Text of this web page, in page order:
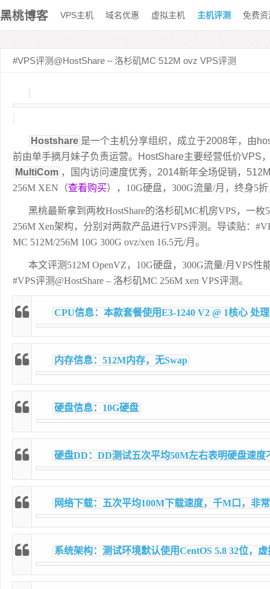
黑桃博客 VPS主机 域名优惠 虚拟主机 主机评测 免费资
#VPS评测@HostShare – 洛杉矶MC 512M ovz VPS评测
Hostshare 是一个主机分享组织，成立于2008年，由
前由单手摘月妹子负责运营。HostShare主要经营低价VPS
MultiCom ，国内访问速度优秀，2014新年全场促销，
256M XEN（查看购买），10G硬盘，300G流量/月，终身5
黑桃最新拿到两枚HostShare的洛杉矶MC机房VPS，一枚
256M Xen架构，分别对两款产品进行VPS评测。导读贴：
MC 512M/256M 10G 300G ovz/xen 16.5元/月 。
本文评测512M OpenVZ，10G硬盘，300G流量/月VPS性
#VPS评测@HostShare – 洛杉矶MC 256M xen VPS评测。
CPU信息：本款套餐使用E3-1240 V2 @ 1核心 处
内存信息：512M内存，无Swap
硬盘信息：10G硬盘
硬盘DD：DD测试五次平均50M左右表明硬盘速度
网络下载：五次平均100M下载速度，千M口，非
系统架构：测试环境默认使用CentOS 5.8 32位，